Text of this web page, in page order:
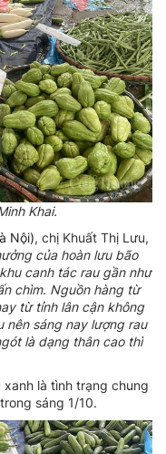
Khai.
Nội), chị Khuất Thị Lưu,
của hoàn lưu bão
canh tác rau gần như
chìm. Nguồn hàng từ
từ tỉnh lân cận không
nên sáng nay lượng rau
là dạng thân cao thì
xanh là tình trạng chung
sáng 1/10.